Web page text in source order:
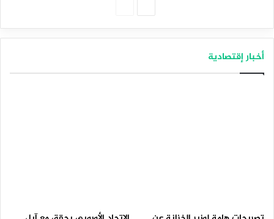
أخبار إقتصادية